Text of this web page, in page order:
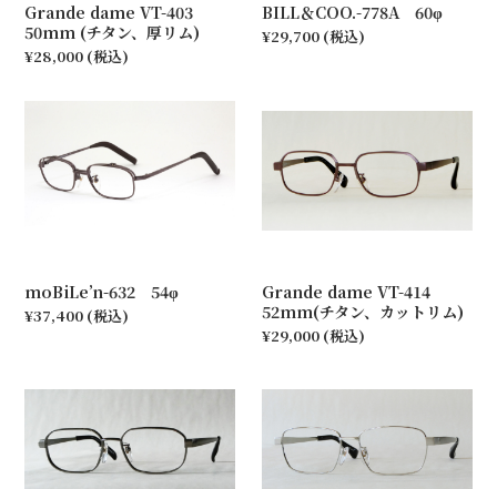
Grande dame VT-403
50mm (チタン、厚リム)
¥28,000 (税込)
BILL＆COO.-778A 60φ
¥29,700 (税込)
moBiLe’n-632 54φ
¥37,400 (税込)
Grande dame VT-414
52mm(チタン、カットリム)
¥29,000 (税込)